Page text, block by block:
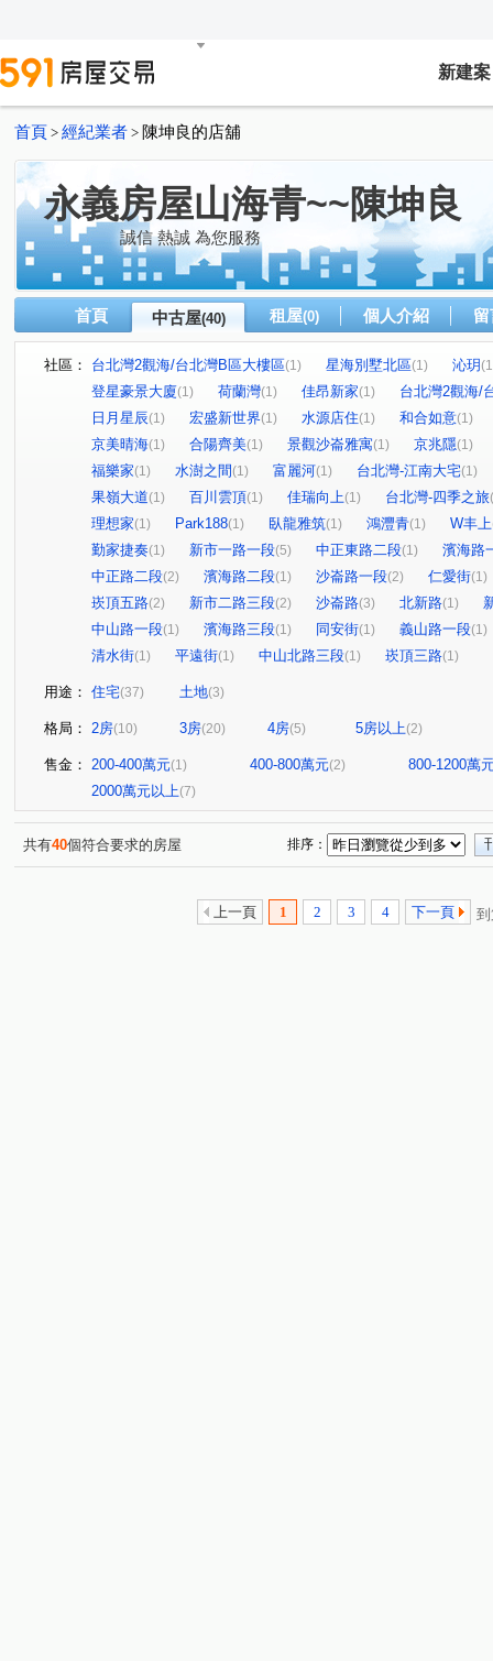
新建案
首頁 > 經紀業者 > 陳坤良的店舖
永義房屋山海青~~陳坤良
誠信 熱誠 為您服務
首頁 中古屋(40) 租屋(0) 個人介紹
社區： 台北灣2觀海/台北灣B區大樓區(1) 星海別墅北區(1) 沁玥
登星豪景大廈(1) 荷蘭灣(1) 佳昂新家(1)
台北灣2觀海/
日月星辰(1) 宏盛新世界(1) 水源店住(1) 和合如意(1)
京美晴海(1) 合陽齊美(1) 景觀沙崙雅寓(1) 京兆隱(1)
福樂家(1) 水澍之間 (1) 富麗河(1) 台北灣-江南大宅(1)
果嶺大道(1) 百川雲頂(1) 佳瑞向上(1) 台北灣-四季之旅
理想家(1) Park188(1) 臥龍雅筑(1) 鴻灃青(1) W丰上
勤家捷奏(1) 新市一路一段(5) 中正東路二段(1)
濱海路
中正路二段(2) 濱海路二段(1) 沙崙路一段(2) 仁愛街(1)
崁頂五路(2) 新市二路三段(2) 沙崙路(3) 北新路(1)
中山路一段(1) 濱海路三段(1) 同安街(1) 義山路一段(1)
清水街(1) 平遠街(1) 中山北路三段(1) 崁頂三路(1)
用途： 住宅(37) 土地(3)
格局： 2房(10) 3房(20) 4房(5) 5房以上(2)
售金： 200-400萬元(1) 400-800萬元(2)
800-1200萬
2000萬元以上(7)
共有40個符合要求的房屋 排序：
上一頁 1 2 3 4 下一頁